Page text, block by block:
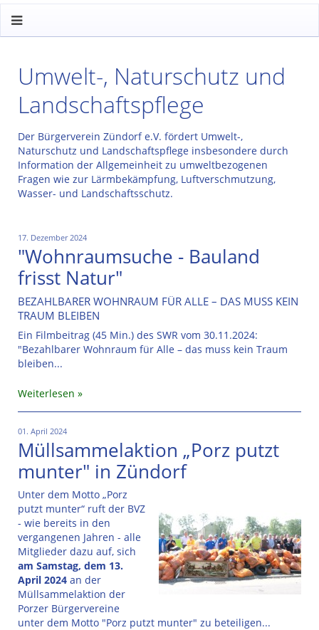
Umwelt-, Naturschutz und
Landschaftspflege
Der Bürgerverein Zündorf e.V. fördert Umwelt-,
Naturschutz und Landschaftspflege insbesondere durch
Information der Allgemeinheit zu umweltbezogenen
Fragen wie zur Lärmbekämpfung, Luftverschmutzung,
Wasser- und Landschaftsschutz.
17. Dezember 2024
"Wohnraumsuche - Bauland
frisst Natur"
BEZAHLBARER WOHNRAUM FÜR ALLE – DAS MUSS KEIN
TRAUM BLEIBEN
Ein Filmbeitrag (45 Min.) des SWR vom 30.11.2024:
"Bezahlbarer Wohnraum für Alle – das muss kein Traum
bleiben...
Weiterlesen
01. April 2024
Müllsammelaktion „Porz putzt
munter" in Zündorf
Unter dem Motto „Porz
putzt munter“ ruft der BVZ
- wie bereits in den
vergangenen Jahren - alle
Mitglieder dazu auf, sich
am Samstag, dem 13.
April 2024 an der
Müllsammelaktion der
Porzer Bürgervereine
unter dem Motto "Porz putzt munter" zu beteiligen...